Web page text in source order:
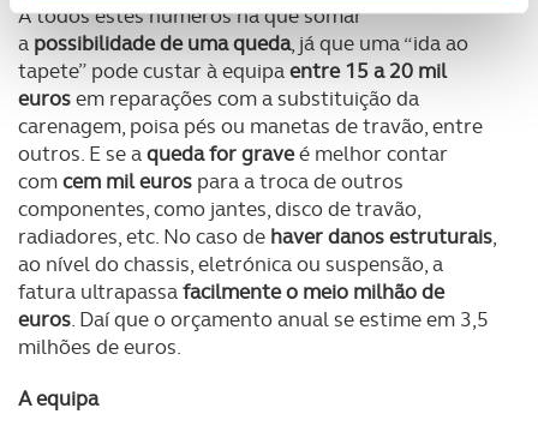
personalizar conteúdos e anúncios, para lhe proporcionar
funcionalidades de redes sociais, bem como para
analisar dados de navegação no nosso website.
Adicionalmente partilhamos informação, relativa à sua
utilização do nosso site de publicidade e de análise, com
parceiros e organizações na UE e em países terceiros.
O ACP garantirá que as transferências internacionais de
dados pessoais serão realizadas apenas com o seu
consentimento e quando tal se afigure estritamente
necessário no contexto dos serviços a prestar.
Realçamos que o bloqueio de certo tipo de Cookies e
A todos estes números há que somar
a possibilidade de uma queda, já que uma “ida ao
tapete” pode custar à equipaentre 15 a 20 mil
eurosem reparações com a substituição da
carenagem, poisa pés ou manetas de travão, entre
outros. E se aqueda for graveé melhor contar
comcem mil euros para a troca de outros
componentes, como jantes, disco de travão,
radiadores, etc. No caso de haver danos estruturais,
ao nível do chassis, eletrónica ou suspensão, a
fatura ultrapassafacilmente o meio milhão de
euros. Daí que o orçamento anual se estime em 3,5
milhões de euros.
A equipa